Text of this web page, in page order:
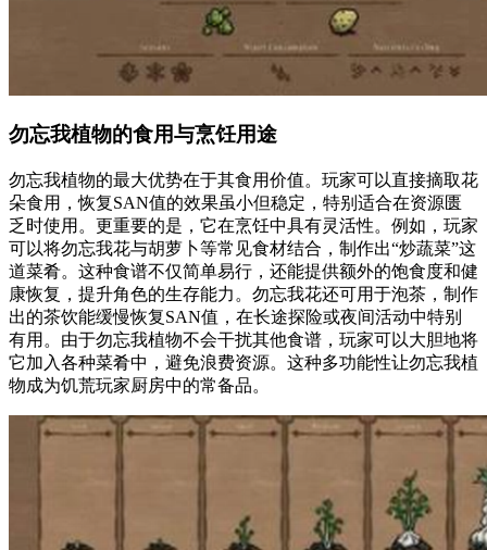
勿忘我植物的食用与烹饪用途
勿忘我植物的最大优势在于其食用价值。玩家可以直接摘取花
朵食用，恢复SAN值的效果虽小但稳定，特别适合在资源匮
乏时使用。更重要的是，它在烹饪中具有灵活性。例如，玩家
可以将勿忘我花与胡萝卜等常见食材结合，制作出“炒蔬菜”这
道菜肴。这种食谱不仅简单易行，还能提供额外的饱食度和健
康恢复，提升角色的生存能力。勿忘我花还可用于泡茶，制作
出的茶饮能缓慢恢复SAN值，在长途探险或夜间活动中特别
有用。由于勿忘我植物不会干扰其他食谱，玩家可以大胆地将
它加入各种菜肴中，避免浪费资源。这种多功能性让勿忘我植
物成为饥荒玩家厨房中的常备品。